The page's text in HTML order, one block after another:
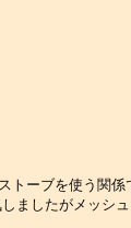
トーブを使う関
ましたがメッシ